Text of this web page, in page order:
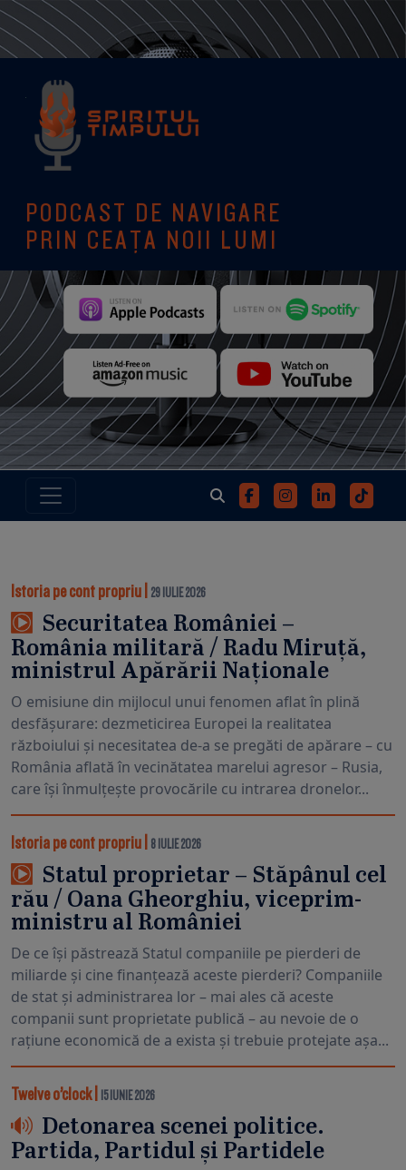
PODCAST DE NAVIGARE
PRIN CEAȚA NOII LUMI
Istoria pe cont propriu 29 IULIE 2026
Securitatea României –
România militară / Radu Miruță,
ministrul Apărării Naționale
O emisiune din mijlocul unui fenomen aflat în plină
desfășurare: dezmeticirea Europei la realitatea
războiului și necesitatea de-a se pregăti de apărare – cu
România aflată în vecinătatea marelui agresor – Rusia,
care își înmulțește provocările cu intrarea dronelor...
Istoria pe cont propriu 8 IULIE 2026
Statul proprietar – Stăpânul cel
rău / Oana Gheorghiu, viceprim-
ministru al României
De ce își păstrează Statul companiile pe pierderi de
miliarde și cine finanțează aceste pierderi? Companiile
de stat și administrarea lor – mai ales că aceste
companii sunt proprietate publică – au nevoie de o
rațiune economică de a exista și trebuie protejate așa...
Twelve o’clock| 15 IUNIE 2026
Detonarea scenei politice.
Partida, Partidul și Partidele